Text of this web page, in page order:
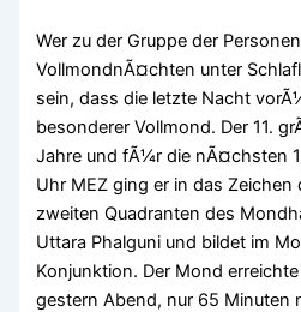
Wer zu der Gruppe der
VollmondnÃ¤chten unter
sein, dass die letzte Nacht
besonderer Vollmond. Der 11.
Jahre und fÃ¼r die nÃ¤chsten
Uhr MEZ ging er in das Zeichen
zweiten Quadranten des
Uttara Phalguni und bildet im
Konjunktion. Der Mond
gestern Abend, nur 65 Minuten